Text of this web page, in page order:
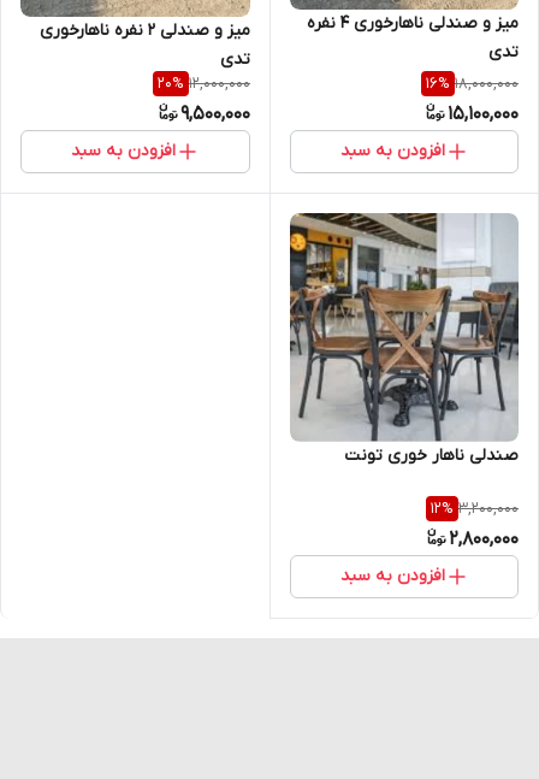
میز و صندلی ناهارخوری 4 نفره
تدی
18,000,000
16%
15,100,000
افزودن به سبد
میز و صندلی 2 نفره ناهارخوری
تدی
12,000,000
20%
9,500,000
افزودن به سبد
صندلی ناهار خوری تونت
3,200,000
12%
2,800,000
افزودن به سبد